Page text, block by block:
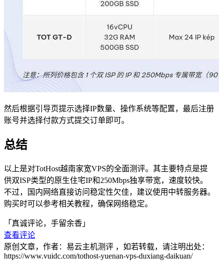
然后根据引导页提示选择IP数量、操作系统等配置，最后注册
账号并选择付款方式提交订单即可。
总结
以上是对TotHost越南家宽VPS的全面测评。其主要特点是提
供双ISP类型的原生住宅IP和250Mbps独享带宽，速度较快。
不过，国内网络直接访问稳定性欠佳，建议使用中转服务器。
购买时可以参考相关教程，确保网络稳定。
「真诚评论，手留余香」
查看评论
原创文章，作者：易云主机测评 ，如若转载，请注明出处：
https://www.vuidc.com/tothost-yuenan-vps-duxiang-daikuan/